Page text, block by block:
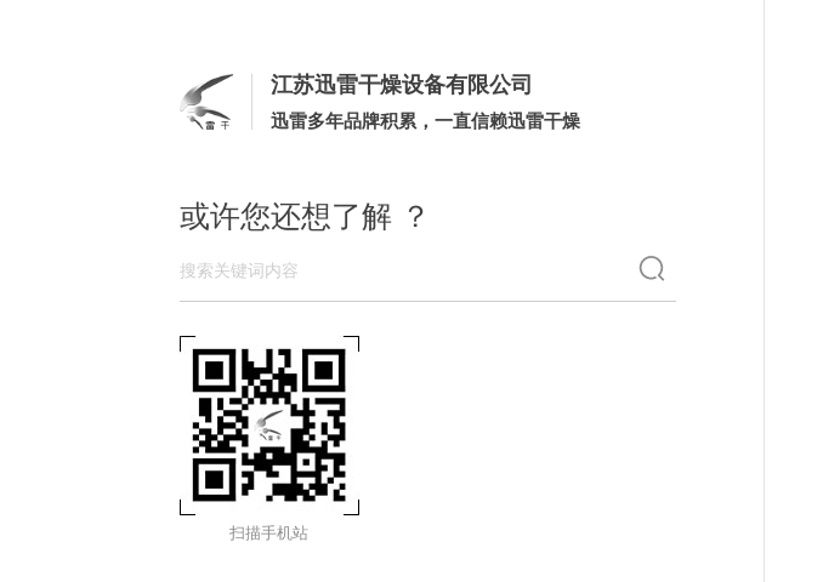
江苏迅雷干燥设备有限公司
迅雷多年品牌积累，一直信赖迅雷干燥
或许您还想了解 ？
扫描手机站